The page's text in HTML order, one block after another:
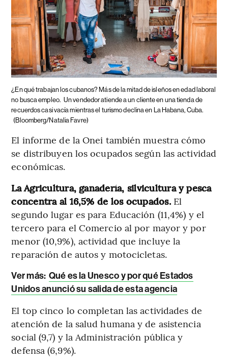
¿En qué trabajan los cubanos? Más de la mitad de isleños en edad laboral
no busca empleo. Un vendedor atiende a un cliente en una tienda de
recuerdos casi vacía mientras el turismo declina en La Habana, Cuba.
(Bloomberg/Natalia Favre)
El informe de la Onei también muestra cómo
se distribuyen los ocupados según las actividad
económicas.
La Agricultura, ganadería, silvicultura y pesca
concentra al 16,5% de los ocupados.El
segundo lugar es para Educación (11,4%) y el
tercero para el Comercio al por mayor y por
menor (10,9%), actividad que incluye la
reparación de autos y motocicletas.
Ver más: Qué es la Unesco y por qué Estados
Unidos anunció su salida de esta agencia
El top cinco lo completan las actividades de
atención de la salud humana y de asistencia
social (9,7) y la Administración pública y
defensa (6,9%).